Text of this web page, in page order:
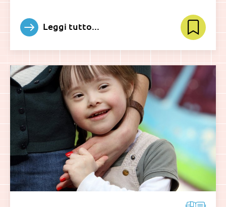
Leggi tutto...